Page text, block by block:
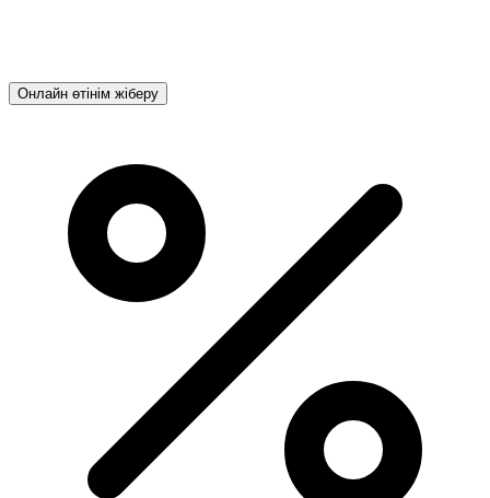
Онлайн өтінім жіберу